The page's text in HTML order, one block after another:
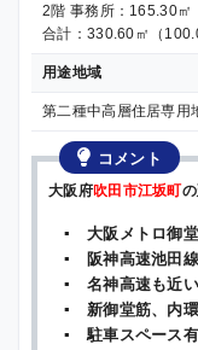
2階 事務所：165.30㎡
合計：330.60㎡（
用途地域
第二種中高層住居専用
コメント
大阪府吹田市江坂町
▪ 大阪メトロ御堂
▪ 阪神高速池田線
▪ 名神高速も近い
▪ 新御堂筋、内環
▪ 駐車スペース有